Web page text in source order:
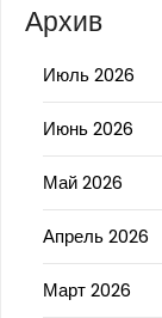
Архив
Июль 2026
Июнь 2026
Май 2026
Апрель 2026
Март 2026